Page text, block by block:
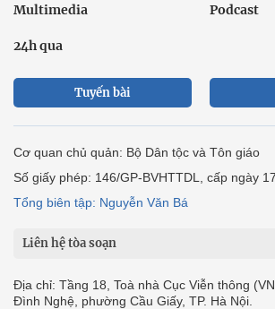
Multimedia Podcast
24h qua
Tuyến bài
Cơ quan chủ quản: Bộ Dân tộc và Tôn giáo
Số giấy phép: 146/GP-BVHTTDL, cấp ngày
Tổng biên tập: Nguyễn Văn Bá
Liên hệ tòa soạn
Địa chỉ: Tầng 18, Toà nhà Cục Viễn thông
Đình Nghệ, phường Cầu Giấy, TP. Hà Nội.